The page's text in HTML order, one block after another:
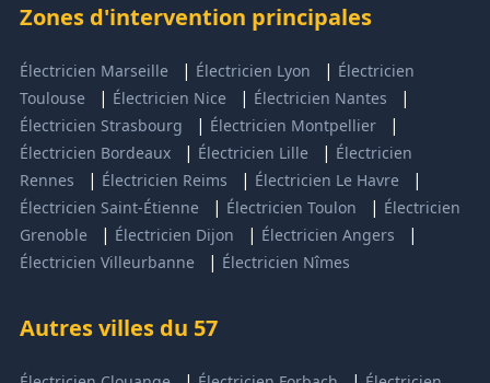
Zones d'intervention principales
Électricien Marseille | Électricien Lyon | Électricien
Toulouse
| Électricien Nice | Électricien Nantes |
Électricien Strasbourg | Électricien Montpellier |
Électricien Bordeaux | Électricien Lille | Électricien
Rennes
| Électricien Reims | Électricien Le Havre |
Électricien Saint-Étienne | Électricien Toulon | Électricien
Grenoble
| Électricien Dijon | Électricien Angers |
Électricien Villeurbanne | Électricien Nîmes
Autres villes du 57